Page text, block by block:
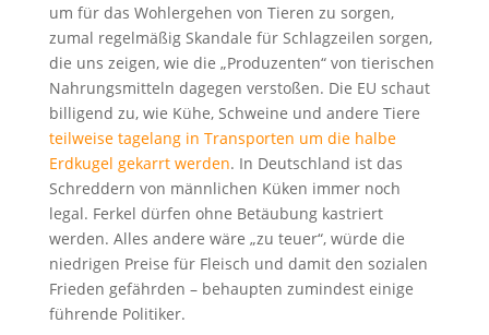
um für das Wohlergehen von Tieren zu sorgen,
zumal regelmäßig Skandale für Schlagzeilen sorgen,
die uns zeigen, wie die „Produzenten“ von tierischen
Nahrungsmitteln dagegen verstoßen. Die EU schaut
billigend zu, wie Kühe, Schweine und andere Tiere
teilweise tagelang in Transporten um die halbe
Erdkugel gekarrt werden. In Deutschland ist das
Schreddern von männlichen Küken immer noch
legal. Ferkel dürfen ohne Betäubung kastriert
werden. Alles andere wäre „zu teuer“, würde die
niedrigen Preise für Fleisch und damit den sozialen
Frieden gefährden – behaupten zumindest einige
führende Politiker.